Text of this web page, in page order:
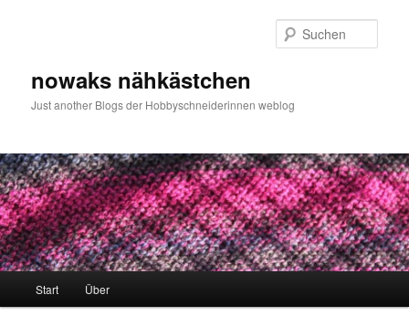
nowaks nähkästchen
Just another Blogs der Hobbyschneiderinnen weblog
Start Über